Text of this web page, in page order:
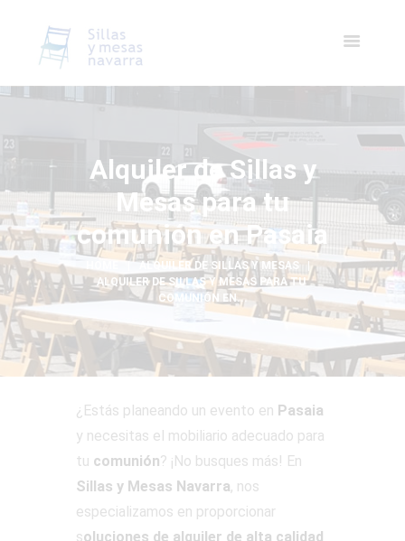
Alquiler de Sillas y
Mesas para tu
comunión en Pasaia
ALQUILER DE SILLAS Y MESAS
ALQUILER DE SILLAS Y MESAS PARA TU
COMUNIÓN EN...
¿Estás planeando un evento en Pasaia
y necesitas el mobiliario adecuado para
tu comunión? ¡No busques más! En
Sillas y Mesas Navarra, nos
especializamos en proporcionar
soluciones de alquiler de alta calidad